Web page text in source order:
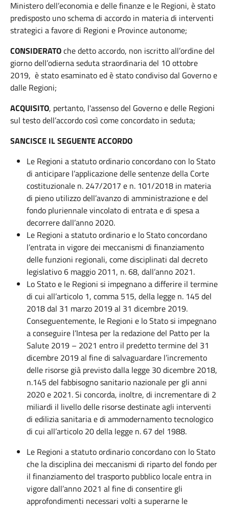
Ministero dell’economia e delle finanze e le Regioni, è stato
predisposto uno schema di accordo in materia di interventi
strategici a favore di Regioni e Province autonome;
CONSIDERATOche detto accordo, non iscritto all’ordine del
giorno dell’odierna seduta straordinaria del 10 ottobre
2019, è stato esaminato ed è stato condiviso dal Governo e
dalle Regioni;
ACQUISITO, pertanto, l'assenso del Governo e delle Regioni
sul testo dell’accordo così come concordato in seduta;
SANCISCE IL SEGUENTE ACCORDO
Le Regioni a statuto ordinario concordano con lo Stato
di anticipare l’applicazione delle sentenze della Corte
costituzionale n. 247/2017 e n. 101/2018 in materia
di pieno utilizzo dell’avanzo di amministrazione e del
fondo pluriennale vincolato di entrata e di spesa a
decorrere dall’anno 2020.
Le Regioni a statuto ordinario e lo Stato concordano
l’entrata in vigore dei meccanismi di finanziamento
delle funzioni regionali, come disciplinati dal decreto
legislativo 6 maggio 2011, n. 68, dall’anno 2021.
Lo Stato e le Regioni si impegnano a differire il termine
di cui all’articolo 1, comma 515, della legge n. 145 del
2018 dal 31 marzo 2019 al 31 dicembre 2019.
Conseguentemente, le Regioni e lo Stato si impegnano
a conseguire l’Intesa per la redazione del Patto per la
Salute 2019 – 2021 entro il predetto termine del 31
dicembre 2019 al fine di salvaguardare l’incremento
delle risorse già previsto dalla legge 30 dicembre 2018,
n.145 del fabbisogno sanitario nazionale per gli anni
2020 e 2021. Si concorda, inoltre, di incrementare di 2
miliardi il livello delle risorse destinate agli interventi
di edilizia sanitaria e di ammodernamento tecnologico
di cui all’articolo 20 della legge n. 67 del 1988.
Le Regioni a statuto ordinario concordano con lo Stato
che la disciplina dei meccanismi di riparto del fondo per
il finanziamento del trasporto pubblico locale entra in
vigore dall’anno 2021 al fine di consentire gli
approfondimenti necessari volti a superarne le